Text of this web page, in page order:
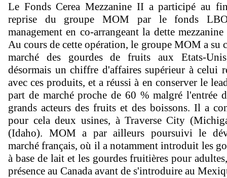
Le Fonds Cerea Mezzanine II a participé au
reprise du groupe MOM par le fonds
management en co-arrangeant la dette
Au cours de cette opération, le groupe MOM a su
marché des gourdes de fruits aux Etats-
désormais un chiffre d'affaires supérieur à celui
avec ces produits, et a réussi à en conserver le
part de marché proche de 60 % malgré l'entrée
grands acteurs des fruits et des boissons. Il a
pour cela deux usines, à Traverse City
(Idaho). MOM a par ailleurs poursuivi le
marché français, où il a notamment introduit les
à base de lait et les gourdes fruitières pour
présence au Canada avant de s'introduire au